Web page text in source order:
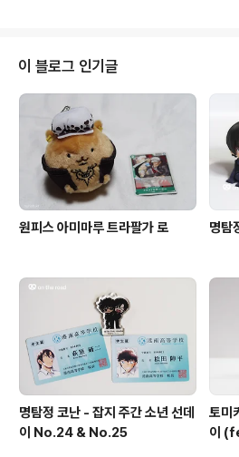
이 블로그 인기글
원피스 아미마루 트라팔가 로 명탐
명탐정 코난 - 잡지 주간 소년 선데
이 No.24 & No.25
토미
이